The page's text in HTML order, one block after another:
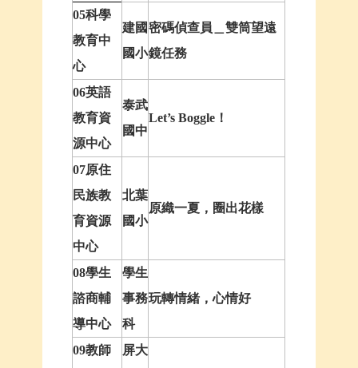
05科學
教育中
心
建國
國小
密碼偵查員＿雙筒望遠
鏡任務
06英語
教育資
源中心
泰武
國中
Let’s Boggle！
07原住
民族教
育資源
中心
北葉
國小
原織一夏，圈出花樣
08學生
諮商輔
導中心
學生
事務
科
玩轉情緒，心情好
09教師
屏大